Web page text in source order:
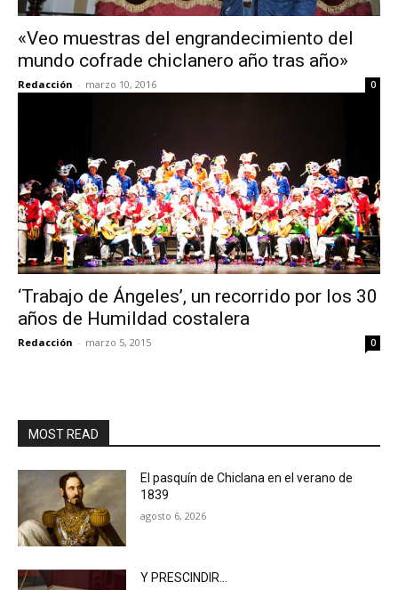
«Veo muestras del engrandecimiento del
mundo cofrade chiclanero año tras año»
Redacción - marzo 10, 2016 0
‘Trabajo de Ángeles’, un recorrido por los 30
años de Humildad costalera
Redacción - marzo 5, 2015 0
MOST READ
El pasquín de Chiclana en el verano de
1839
agosto 6, 2026
Y PRESCINDIR…